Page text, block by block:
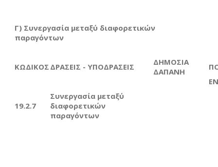
Γ) Συνεργασία μεταξύ διαφορετικών
παραγόντων
ΚΩΔΙΚΟΣ ΔΡΑΣΕΙΣ - ΥΠΟΔΡΑΣΕΙΣ
ΔΗΜΟΣΙΑ
ΔΑΠΑΝΗ
19.2.7
Συνεργασία μεταξύ
διαφορετικών
παραγόντων